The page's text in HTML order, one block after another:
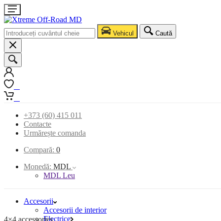
Vehicul Caută
+373 (60) 415 011
Contacte
Urmărește comanda
Compară: 0
Monedă: MDL
MDL Leu
Accesorii
Accesorii de interior
Electrice
4×4 accessories